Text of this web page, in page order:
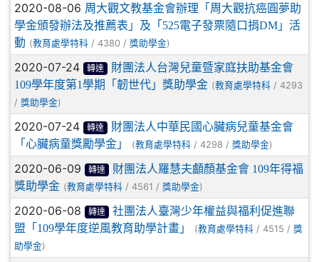
2020-08-06 周大觀文教基金會辦理「周大觀抗癌圓夢助
學金頒發辦法及推薦表」及「525電子發票隨口捐DM」活
動 (教育處學特科 / 4380 / 獎助學金)
2020-07-24 轉達
財團法人台灣兒童暨家庭扶助基金會
109學年度第1學期「韌世代」獎助學金 (教育處學特科 / 4293
/ 獎助學金)
2020-07-24 轉達
財團法人中華民國心臟病兒童基金會
「心臟病童獎勵學金」
(教育處學特科 / 4298 / 獎助學金)
2020-06-09 轉達
財團法人羅慧夫顱顏基金會 109年得福
獎助學金 (教育處學特科 / 4561 / 獎助學金)
2020-06-08 轉達
社團法人臺灣少年權益與福利促進聯
盟「109學年度逆風教育助學計畫」
(教育處學特科 / 4515 / 獎
助學金)